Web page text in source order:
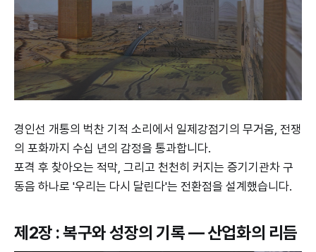
경인선 개통의 벅찬 기적 소리에서 일제강점기의 무거움, 전쟁
의 포화까지 수십 년의 감정을 통과합니다.
포격 후 찾아오는 적막, 그리고 천천히 커지는 증기기관차 구
동음 하나로 '우리는 다시 달린다'는 전환점을 설계했습니다.
제2장 : 복구와 성장의 기록 — 산업화의 리듬